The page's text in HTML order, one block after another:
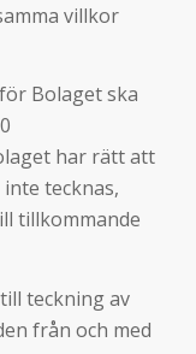
villkor
Bolaget ska
har rätt att
tecknas,
tillkommande
teckning av
från och med